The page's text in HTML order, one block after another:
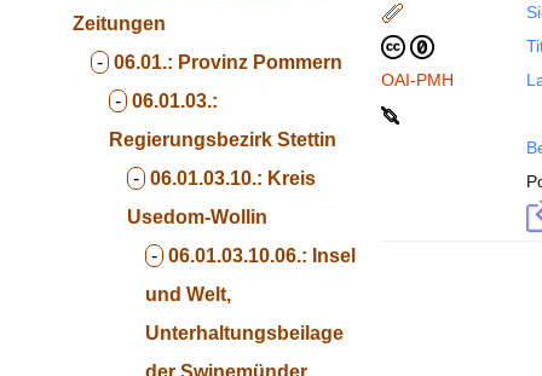
Zeitungen
- 06.01.: Provinz Pommern
- 06.01.03.:
Regierungsbezirk Stettin
- 06.01.03.10.: Kreis
Usedom-Wollin
- 06.01.03.10.06.: Insel
und Welt,
Unterhaltungsbeilage
der Swinemünder
OAI-PMH